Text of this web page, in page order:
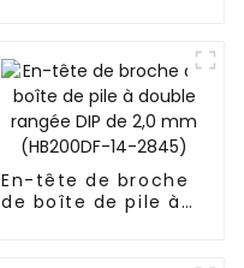
En-tête de broche
de boîte de pile à